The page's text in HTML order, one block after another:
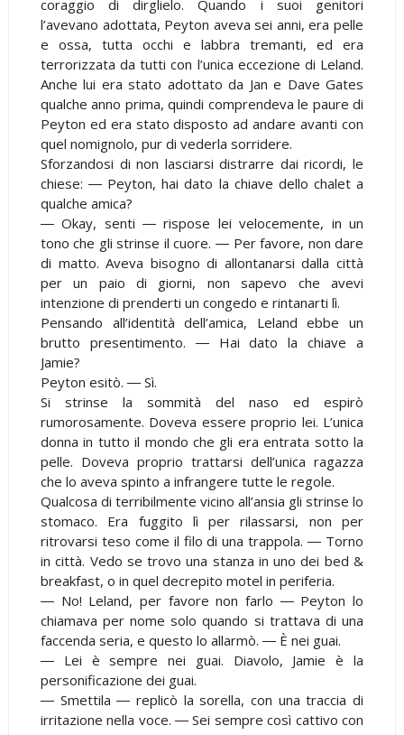
coraggio di dirglielo. Quando i suoi genitori
l’avevano adottata, Peyton aveva sei anni, era pelle
e ossa, tutta occhi e labbra tremanti, ed era
terrorizzata da tutti con l’unica eccezione di Leland.
Anche lui era stato adottato da Jan e Dave Gates
qualche anno prima, quindi comprendeva le paure di
Peyton ed era stato disposto ad andare avanti con
quel nomignolo, pur di vederla sorridere.
Sforzandosi di non lasciarsi distrarre dai ricordi, le
chiese: ― Peyton, hai dato la chiave dello chalet a
qualche amica?
― Okay, senti ― rispose lei velocemente, in un
tono che gli strinse il cuore. ― Per favore, non dare
di matto. Aveva bisogno di allontanarsi dalla città
per un paio di giorni, non sapevo che avevi
intenzione di prenderti un congedo e rintanarti lì.
Pensando all’identità dell’amica, Leland ebbe un
brutto presentimento. ― Hai dato la chiave a
Jamie?
Peyton esitò. ― Sì.
Si strinse la sommità del naso ed espirò
rumorosamente. Doveva essere proprio lei. L’unica
donna in tutto il mondo che gli era entrata sotto la
pelle. Doveva proprio trattarsi dell’unica ragazza
che lo aveva spinto a infrangere tutte le regole.
Qualcosa di terribilmente vicino all’ansia gli strinse lo
stomaco. Era fuggito lì per rilassarsi, non per
ritrovarsi teso come il filo di una trappola. ― Torno
in città. Vedo se trovo una stanza in uno dei bed &
breakfast, o in quel decrepito motel in periferia.
― No! Leland, per favore non farlo ― Peyton lo
chiamava per nome solo quando si trattava di una
faccenda seria, e questo lo allarmò. ― È nei guai.
― Lei è sempre nei guai. Diavolo, Jamie è la
personificazione dei guai.
― Smettila ― replicò la sorella, con una traccia di
irritazione nella voce. ― Sei sempre così cattivo con